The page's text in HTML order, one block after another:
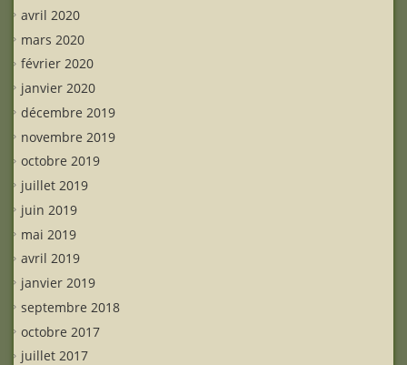
avril 2020
mars 2020
février 2020
janvier 2020
décembre 2019
novembre 2019
octobre 2019
juillet 2019
juin 2019
mai 2019
avril 2019
janvier 2019
septembre 2018
octobre 2017
juillet 2017